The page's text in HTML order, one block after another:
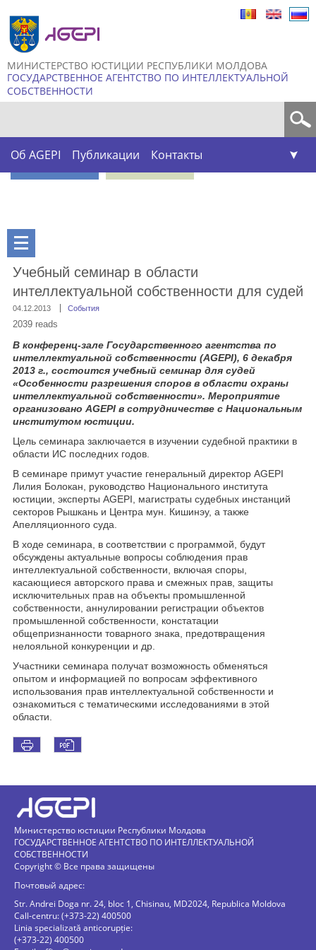
МИНИСТЕРСТВО ЮСТИЦИИ РЕСПУБЛИКИ МОЛДОВА
ГОСУДАРСТВЕННОЕ АГЕНТСТВО ПО ИНТЕЛЛЕКТУАЛЬНОЙ
СОБСТВЕННОСТИ
Об AGEPI Публикации Контакты
Учебный семинар в области
интеллектуальной собственности для судей
04.12.2013 События
В конференц-зале Государственного агентства по
интеллектуальной собственности (AGEPI), 6 декабря
2013 г., состоится учебный семинар для судей
«Особенности разрешения споров в области охраны
интеллектуальной собственности». Мероприятие
организовано AGEPI в сотрудничестве с Национальным
институтом юстиции.
Цель семинара заключается в изучении судебной практики в
области ИС последних годов.
В семинаре примут участие генеральный директор AGEPI
Лилия Болокан, руководство Национального института
юстиции, эксперты AGEPI, магистраты судебных инстанций
секторов Рышкань и Центра мун. Кишинэу, а также
Апелляционного суда.
В ходе семинара, в соответствии с программой, будут
обсуждены актуальные вопросы соблюдения прав
интеллектуальной собственности, включая споры,
касающиеся авторского права и смежных прав, защиты
исключительных прав на объекты промышленной
собственности, аннулировании регистрации объектов
промышленной собственности, констатации
общепризнанности товарного знака, предотвращения
нелояльной конкуренции и др.
Участники семинара получат возможность обменяться
опытом и информацией по вопросам эффективного
использования прав интеллектуальной собственности и
ознакомиться с тематическими исследованиями в этой
области.
2039 reads
Министерство юстиции Республики Молдова
ГОСУДАРСТВЕННОЕ АГЕНТСТВО ПО ИНТЕЛЛЕКТУАЛЬНОЙ
СОБСТВЕННОСТИ
Copyright © Все права защищены
Почтовый адрес:
Str. Andrei Doga nr. 24, bloc 1, Chisinau, MD2024, Republica Moldova
Call-centru: (+373-22) 400500
Linia specializată anticorupție:
(+373-22) 400500